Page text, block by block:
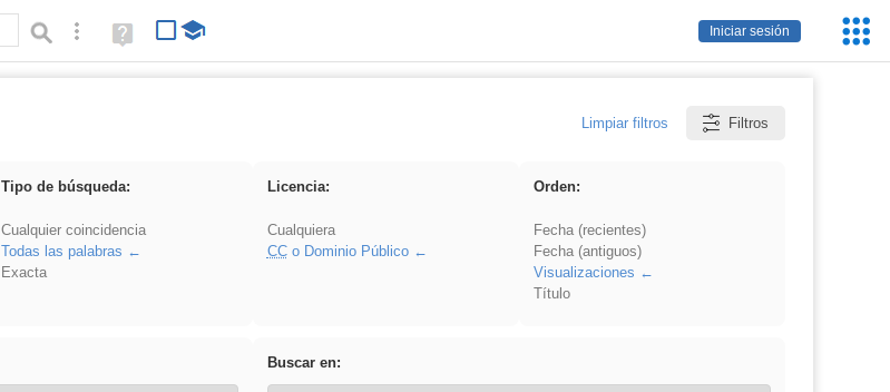
Iniciar sesión
Búsqueda avanzada
Ayuda
(en
Limpiar filtros Filtros
Tipo de búsqueda:
Cualquier coincidencia
Todas las palabras
Exacta
Licencia:
Cualquiera
CCo Dominio Público
Orden:
Fecha (recientes)
Fecha (antiguos)
Visualizaciones
Título
Buscar en: